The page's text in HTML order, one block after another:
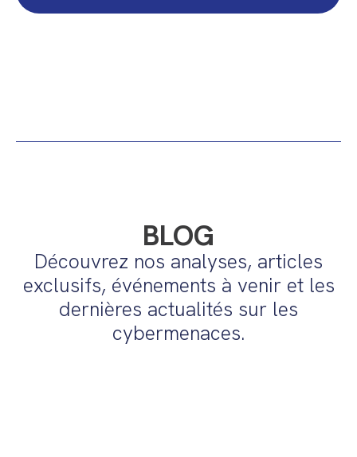
BLOG
Découvrez nos analyses, articles
exclusifs, événements à venir et les
dernières actualités sur les
cybermenaces.